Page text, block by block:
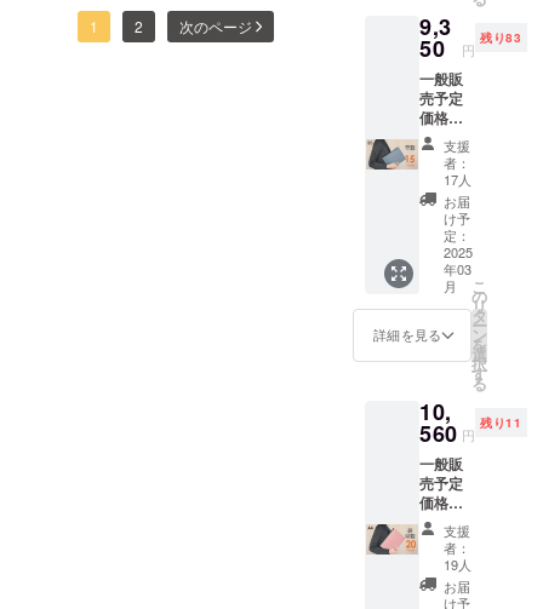
忙しいところ大変恐縮です
が、ぜひプロジェクトペー
ンランク上の質感を備え、
machi-ya限定で、追加時に
「全面スキミング防止仕
発した、弊社初のラウンド
年、「良い品物を提供す
1 2 次のページ
ルー、
ブルー
フェア
リー、
サクラ
ピン
ク 計
10色か
ら１色
お選び
頂けま
す。 ■
適格請
求書発
行事業
番号：
あり
発行事
業者登
録番号
の記載
のある
インボ
イスが
必要な
場合
は、実
ブラッ
ク、モ
スグ
リー
ン、パ
イロッ
トブ
ルー、
チャ
コール
レー、
グレー
ジュ、
キャラ
メル、
ライ
ルー、
ブルー
フェア
リー、
サクラ
ピン
ク 計
10色か
ら１色
お選び
込）に
て承り
ます。
リター
ン内
容：
ルーズ
リング
x 1、革
表紙 x
2、リ
フィル
x 1、ペ
ン差し
リフィ
ル x 1、
リング
用箱 x 1
■カ
ラー：
ブラッ
ク、モ
スグ
リー
ン、パ
イロッ
トブ
ルー、
9,3
50 円
残り83
一般販
売予定
価格
￥11,00
0（税・
送料
込）の
とこ
ろ、 サ
ポー
ター様
限定
15%off
の
￥9,350
（税・
込）に
て承り
ます。
リター
ン内
容：
ルーズ
リング
x 1、革
表紙 x
2、リ
支援
者：
17人
お届
け予
定：
2025
年03
月
詳細を見る
こ
の
リ
タ
ー
ン
を
選
択
す
る
10,
560 円
残り11
一般販
売予定
価格
￥13,20
0（税・
送料
込）の
とこ
支援
者：
19人
お届
け予